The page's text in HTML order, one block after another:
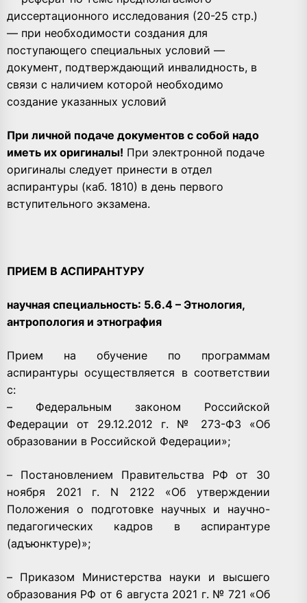
диссертационного исследования (20-25 стр.)
— при необходимости создания для
поступающего специальных условий —
документ, подтверждающий инвалидность, в
связи с наличием которой необходимо
создание указанных условий
При личной подаче документов с собой надо
иметь их оригиналы! При электронной подаче
оригиналы следует принести в отдел
аспирантуры (каб. 1810) в день первого
вступительного экзамена.
ПРИЕМ В АСПИРАНТУРУ
научная специальность: 5.6.4 – Этнология,
антропология и этнография
Прием на обучение по программам
аспирантуры осуществляется в соответствии
с:
– Федеральным законом Российской
Федерации от 29.12.2012 г. № 273-ФЗ «Об
образовании в Российской Федерации»;
– Постановлением Правительства РФ от 30
ноября 2021 г. N 2122 «Об утверждении
Положения о подготовке научных и научно-
педагогических кадров в аспирантуре
(адъюнктуре)»;
– Приказом Министерства науки и высшего
образования РФ от 6 августа 2021 г. № 721 «Об